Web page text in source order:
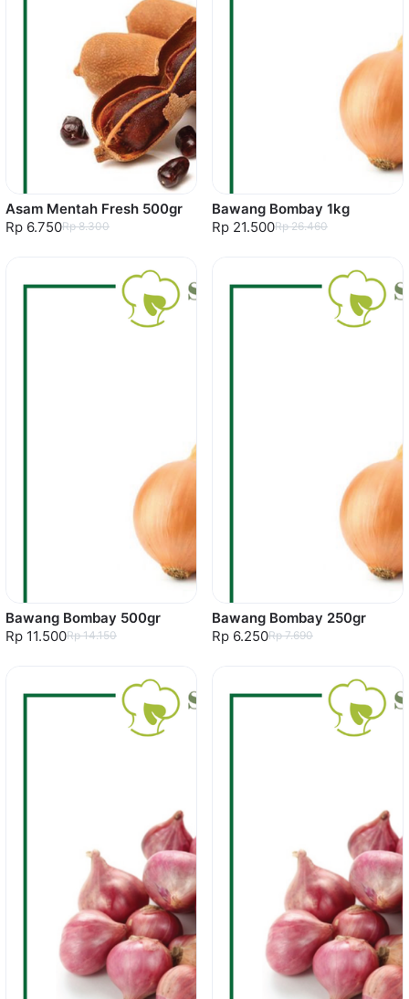
Asam Mentah Fresh 500gr
Rp 6.750Rp 8.300
Bawang Bombay 1kg
Rp 21.500Rp 26.460
Bawang Bombay 500gr
Rp 11.500Rp 14.150
Bawang Bombay 250gr
Rp 6.250Rp 7.690